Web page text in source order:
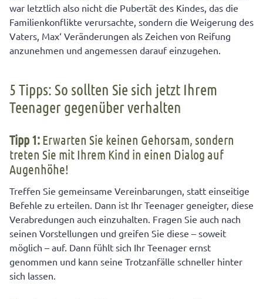
war letztlich also nicht die Pubertät des Kindes, das die
Familienkonflikte verursachte, sondern die Weigerung des
Vaters, Max‘ Veränderungen als Zeichen von Reifung
anzunehmen und angemessen darauf einzugehen.
5 Tipps: So sollten Sie sich jetzt Ihrem
Teenager gegenüber verhalten
Tipp 1:Erwarten Sie keinen Gehorsam, sondern
treten Sie mit Ihrem Kind in einen Dialog auf
Augenhöhe!
Treffen Sie gemeinsame Vereinbarungen, statt einseitige
Befehle zu erteilen. Dann ist Ihr Teenager geneigter, diese
Verabredungen auch einzuhalten. Fragen Sie auch nach
seinen Vorstellungen und greifen Sie diese – soweit
möglich – auf. Dann fühlt sich Ihr Teenager ernst
genommen und kann seine Trotzanfälle schneller hinter
sich lassen.